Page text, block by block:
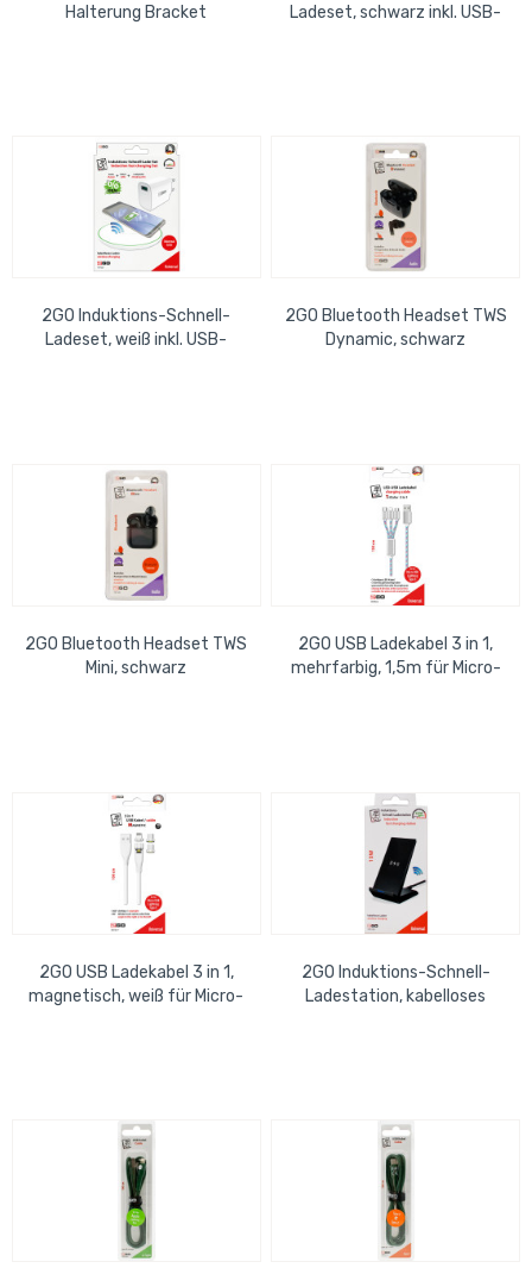
Halterung Bracket
Ladeset, schwarz inkl. USB-
2GO Induktions-Schnell-
Ladeset, weiß inkl. USB-
2GO Bluetooth Headset TWS
Dynamic, schwarz
2GO Bluetooth Headset TWS
Mini, schwarz
2GO USB Ladekabel 3 in 1,
mehrfarbig, 1,5m für Micro-
2GO USB Ladekabel 3 in 1,
magnetisch, weiß für Micro-
2GO Induktions-Schnell-
Ladestation, kabelloses